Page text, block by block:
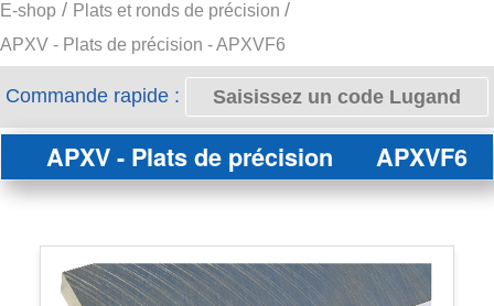
Offre 80ans
E-shop
Plats et ronds de précision
APXV - Plats de précision - APXVF6
Commande rapide :
APXV - Plats de précision APXVF6